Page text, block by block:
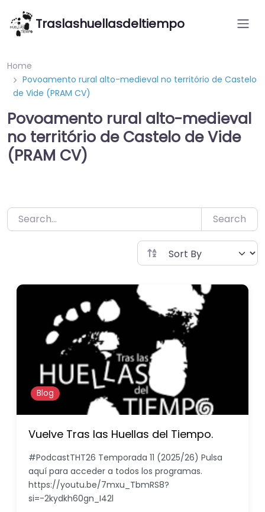
Saltar
contenido
Traslashuellasdeltiempo
Home
Povoamento rural alto-medieval no território de Castelo
de Vide (PRAM CV)
Povoamento rural alto-medieval
no território de Castelo de Vide
(PRAM CV)
Search
Blog
Vuelve Tras las Huellas del Tiempo.
#PodcastTHT26 Temporada 11 (2025/26) Pulsa
aquí para acceder a todos los programas.
https://youtu.be/7mxu_TbmRS8?
si=-2kydkh60gn_I42l